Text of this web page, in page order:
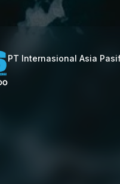
PT Internasional Asia